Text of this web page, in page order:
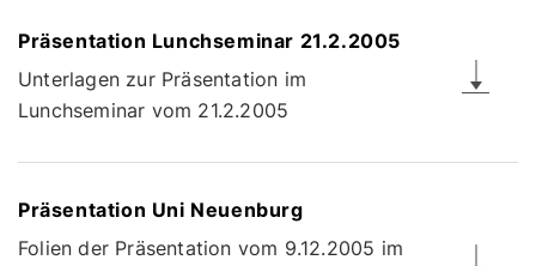
Präsentation Lunchseminar 21.2.2005
Unterlagen zur Präsentation im
Lunchseminar vom 21.2.2005
Präsentation Uni Neuenburg
Folien der Präsentation vom 9.12.2005 im